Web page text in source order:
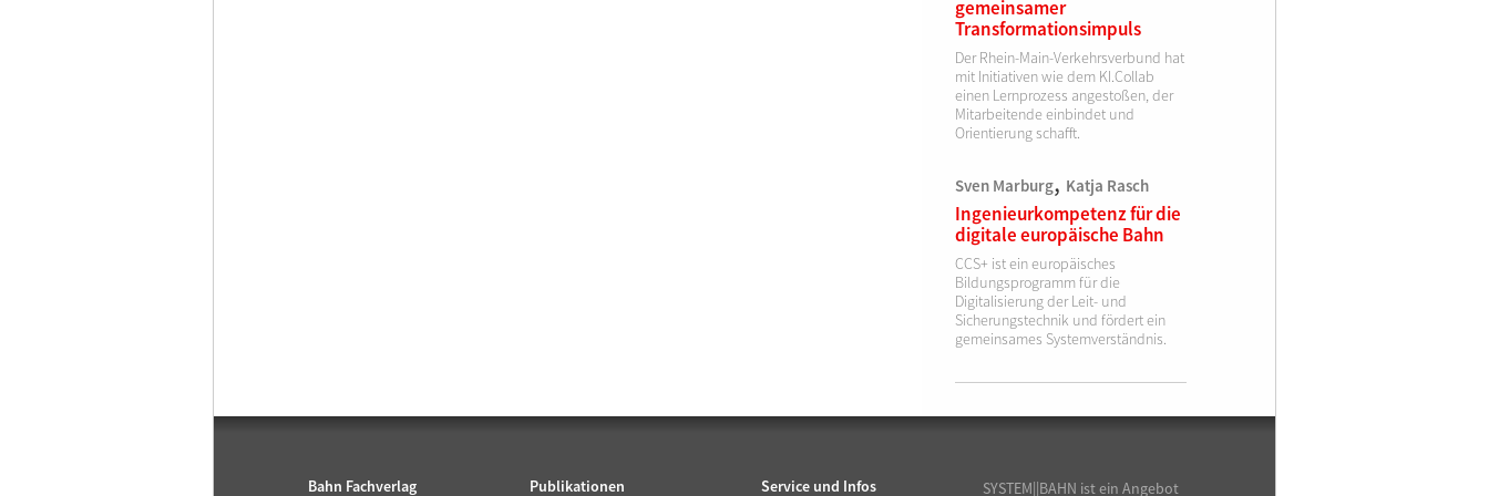
gemeinsamer
Transformationsimpuls
Der Rhein-Main-Verkehrsverbund hat
mit Initiativen wie dem KI.Collab
einen Lernprozess angestoßen, der
Mitarbeitende einbindet und
Orientierung schafft.
Sven Marburg, Katja Rasch
Ingenieurkompetenz für die
digitale europäische Bahn
CCS+ ist ein europäisches
Bildungsprogramm für die
Digitalisierung der Leit- und
Sicherungstechnik und fördert ein
gemeinsames Systemverständnis.
Bahn Fachverlag Publikationen Service und Infos SYSTEM||BAHN ist ein Angebot